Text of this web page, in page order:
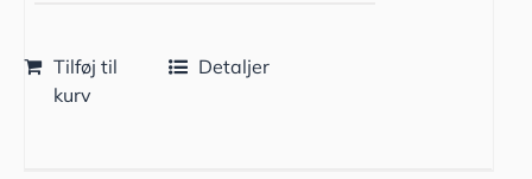
Tilføj til
kurv
Detaljer